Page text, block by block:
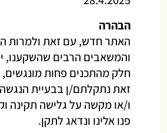
הבהרה
האתר חדש, עם זאת ולמרות
והמשאבים הרבים שהשקענו,
חלק מהתכנים פחות מונגשים,
זאת נתקלתם/ן בבעיית
ו/או מקשה על גלישה תקינה
פנו אלינו ונדאג לתקן.